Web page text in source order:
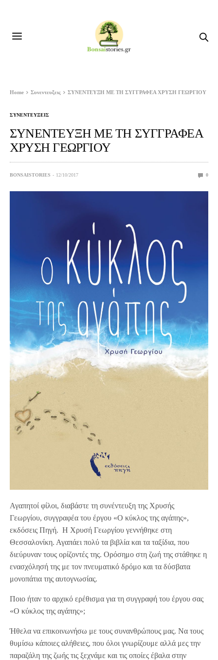
Home Συνεντευξεις ΣΥΝΕΝΤΕΥΞΗ ΜΕ ΤΗ ΣΥΓΓΡΑΦΕΑ ΧΡΥΣΗ ΓΕΩΡΓΙΟΥ
ΣΥΝΕΝΤΕΥΞΕΙΣ
ΣΥΝΕΝΤΕΥΞΗ ΜΕ ΤΗ ΣΥΓΓΡΑΦΕΑ
ΧΡΥΣΗ ΓΕΩΡΓΙΟΥ
BONSAISTORIES 12/10/2017 0
Αγαπητοί φίλοι, διαβάστε τη συνέντευξη της Χρυσής
Γεωργίου, συγγραφέα του έργου «Ο κύκλος της αγάπης»,
εκδόσεις Πηγή. Η Χρυσή Γεωργίου γεννήθηκε στη
Θεσσαλονίκη. Αγαπάει πολύ τα βιβλία και τα ταξίδια, που
διεύρυναν τους ορίζοντές της. Ορόσημο στη ζωή της στάθηκε η
ενασχόλησή της με τον πνευματικό δρόμο και τα δύσβατα
μονοπάτια της αυτογνωσίας.
Ποιο ήταν το αρχικό ερέθισμα για τη συγγραφή του έργου σας
«Ο κύκλος της αγάπης»;
Ήθελα να επικοινωνήσω με τους συνανθρώπους μας. Να τους
θυμίσω κάποιες αλήθειες, που όλοι γνωρίζουμε αλλά μες την
παραζάλη της ζωής τις ξεχνάμε και τις οποίες έβαλα στην